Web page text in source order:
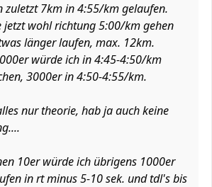
zuletzt 7km in 4:55/km gelaufen.
jetzt wohl richtung 5:00/km gehen
länger laufen, max. 12km.
würde ich in 4:45-4:50/km
3000er in 4:50-4:55/km.
nur theorie, hab ja auch keine
10er würde ich übrigens 1000er
in rt minus 5-10 sek. und tdl's bis